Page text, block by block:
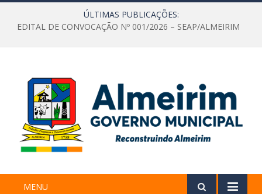
ÚLTIMAS PUBLICAÇÕES:
EDITAL DE CONVOCAÇÃO Nº 001/2026 – SEAP/ALMEIRIM
MENU